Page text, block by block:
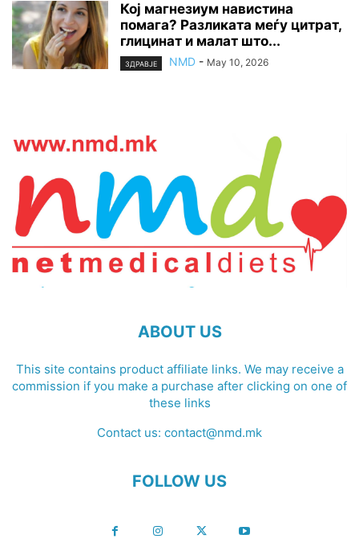
Кој магнезиум навистина
помага? Разликата меѓу цитрат,
глицинат и малат што...
ЗДРАВЈЕ NMD - May 10, 2026
ABOUT US
This site contains product affiliate links. We may receive a
commission if you make a purchase after clicking on one of
these links
Contact us: contact@nmd.mk
FOLLOW US